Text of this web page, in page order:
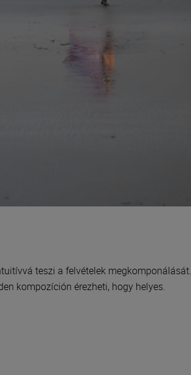
teszi a felvételek
kompozíción érezheti, hogy helyes.